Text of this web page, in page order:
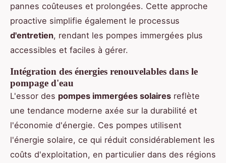
pannes coûteuses et prolongées. Cette approche
proactive simplifie également le processus
d'entretien, rendant les pompes immergées plus
accessibles et faciles à gérer.
Intégration des énergies renouvelables dans le
pompage d'eau
L'essor des pompes immergées solaires reflète
une tendance moderne axée sur la durabilité et
l'économie d'énergie. Ces pompes utilisent
l'énergie solaire, ce qui réduit considérablement les
coûts d'exploitation, en particulier dans des régions